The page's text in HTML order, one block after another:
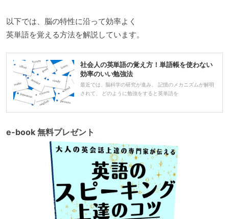
以下では、脳の特性に沿って効率よく
英単語を覚える方法を解説しています。
社会人の英単語の覚え方！単語帳を使わない
効率のいい勉強法
最近では、脳科学の研究が進み、 記憶のメカニズムが解明
されて、 どのように勉強をすると英単語を
e-book 無料プレゼント